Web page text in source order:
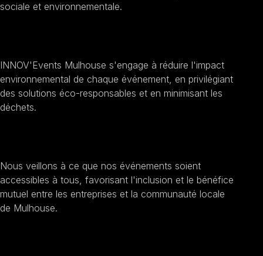
sociale et environnementale.
INNOV'Events Mulhouse s'engage à réduire l'impact
environnemental de chaque événement, en privilégiant
des solutions éco-responsables et en minimisant les
déchets.
Nous veillons à ce que nos événements soient
accessibles à tous, favorisant l'inclusion et le bénéfice
mutuel entre les entreprises et la communauté locale
de Mulhouse.